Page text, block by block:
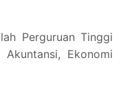
Perguruan Tinggi
Ekonomi